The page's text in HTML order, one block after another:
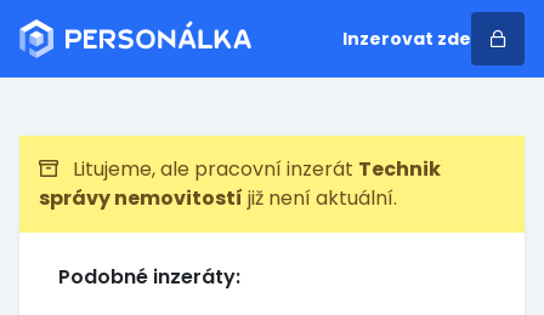
Inzerovat zde
Litujeme, ale pracovní inzerát Technik
správy nemovitostí již není aktuální.
Podobné inzeráty: